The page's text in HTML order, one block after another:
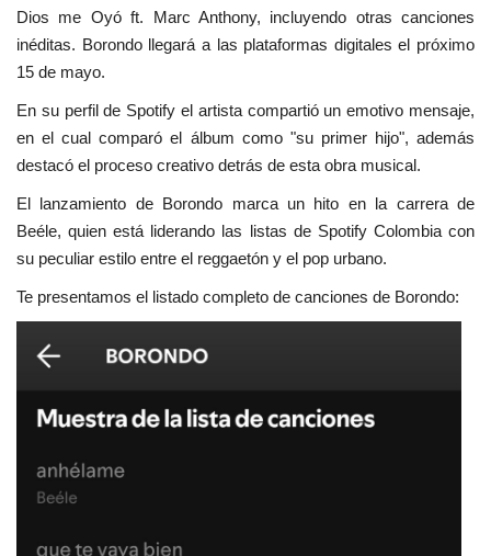
Dios me Oyó ft. Marc Anthony, incluyendo otras canciones
inéditas. Borondo llegará a las plataformas digitales el próximo
15 de mayo.
En su perfil de Spotify el artista compartió un emotivo mensaje,
en el cual comparó el álbum como "su primer hijo", además
destacó el proceso creativo detrás de esta obra musical.
El lanzamiento de Borondo marca un hito en la carrera de
Beéle, quien está liderando las listas de Spotify Colombia con
su peculiar estilo entre el reggaetón y el pop urbano.
Te presentamos el listado completo de canciones de Borondo: